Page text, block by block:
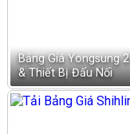
Bảng Giá Yongsung
& Thiết Bị Đấu Nối